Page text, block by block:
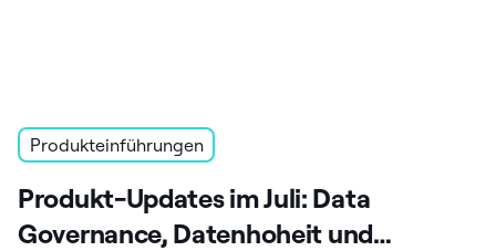
Produkteinführungen
Produkt-Updates im Juli: Data
Governance, Datenhoheit und